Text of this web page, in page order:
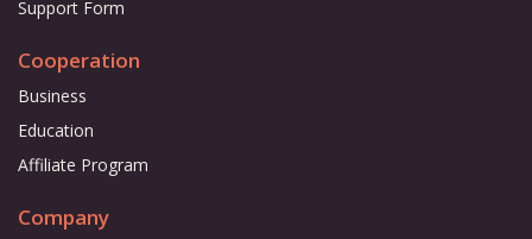
Support Form
Cooperation
Business
Education
Affiliate Program
Company